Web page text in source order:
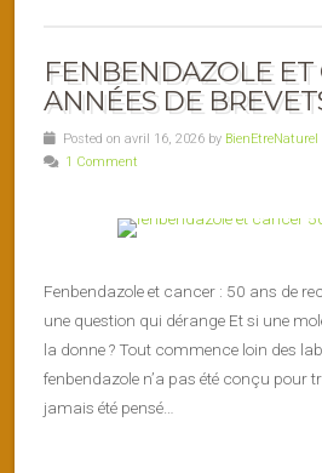
FENBENDAZOLE ET
ANNÉES DE
Posted on avril 16, 2026 by BienEtreNaturel
1 Comment
Fenbendazole et cancer : 50 ans de
une question qui dérange Et si une
la donne ? Tout commence loin des
fenbendazole n’a pas été conçu pour
jamais été pensé…